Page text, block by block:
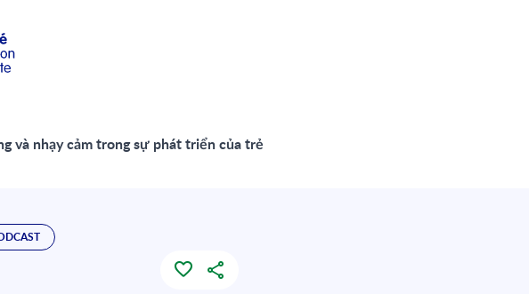
và nhạy cảm trong sự phát triển của trẻ